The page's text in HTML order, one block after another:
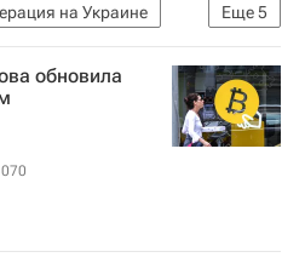
Еще5
на Украине
силы Украины
обновила